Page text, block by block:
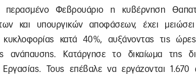
Φεβρουάριο η κυβέρνηση
και υπουργικών αποφάσεων, έχει
κυκλοφορίας κατά 40%, αυξάνοντας τις
ανάπαυσης. Κατάργησε το δικαίωμα της
Τους επέβαλε να εργάζονται